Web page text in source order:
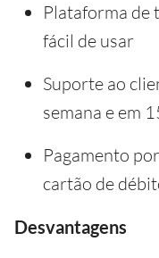
Plataforma de
fácil de usar
Suporte ao
semana e em
Pagamento
cartão de
Desvantagens